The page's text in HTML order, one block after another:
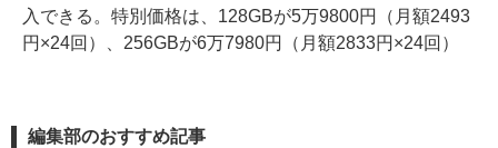
入できる。特別価格は、128GBが5万9800円（月額2493
円×24回）、256GBが6万7980円（月額2833円×24回）
編集部のおすすめ記事